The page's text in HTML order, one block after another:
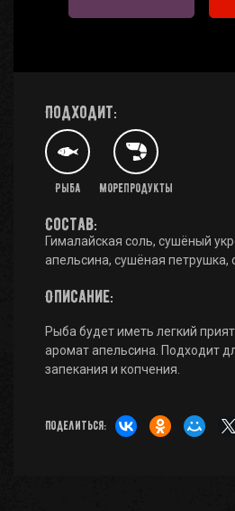
Подходит:
Рыба Морепродукты
Состав:
Гималайская соль, сушёный
апельсина, сушёная петрушка,
Описание:
Рыба будет иметь легкий
аромат апельсина. Подходит
запекания и копчения.
Поделиться: